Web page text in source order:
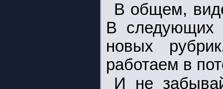
В общем,
В следующих
новых
работаем в
И не